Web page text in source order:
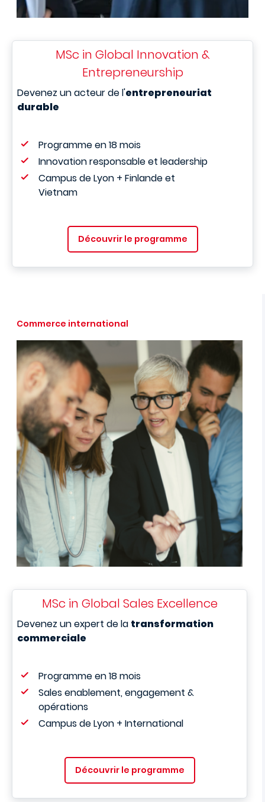
MSc in Global Innovation &
Entrepreneurship
Devenez un acteur de l'entrepreneuriat
durable
Programme en 18 mois
Innovation responsable et leadership
Campus de Lyon + Finlande et
Vietnam
Découvrir le programme
Commerce international
MSc in Global Sales Excellence
Devenez un expert de la transformation
commerciale
Programme en 18 mois
Sales enablement, engagement &
opérations
Campus de Lyon + International
Découvrir le programme